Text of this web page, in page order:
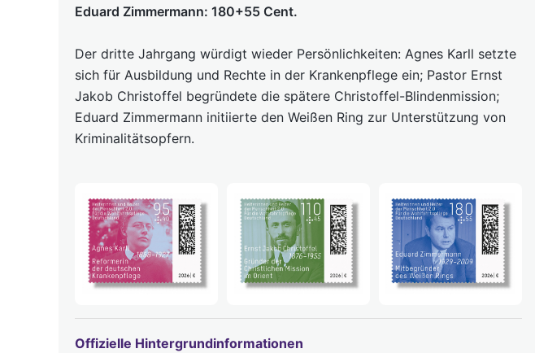
Eduard Zimmermann: 180+55 Cent.
Der dritte Jahrgang würdigt wieder Persönlichkeiten: Agnes Karll setzte
sich für Ausbildung und Rechte in der Krankenpflege ein; Pastor Ernst
Jakob Christoffel begründete die spätere Christoffel-Blindenmission;
Eduard Zimmermann initiierte den Weißen Ring zur Unterstützung von
Kriminalitätsopfern.
Offizielle Hintergrundinformationen